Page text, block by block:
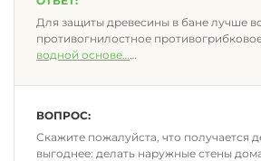
Для защиты древесины в бане лучше
противогнилостное
водной основе
ВОПРОС:
Скажите пожалуйста, что получается
выгоднее: делать наружные стены